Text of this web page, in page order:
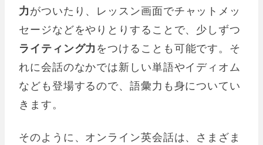
力がついたり、レッスン画面でチャットメッ
セージなどをやりとりすることで、少しずつ
ライティング力 をつけることも可能です。そ
れに会話のなかでは新しい単語やイディオム
なども登場するので、語彙力も身についてい
きます。
そのように、オンライン英会話は、さまざま